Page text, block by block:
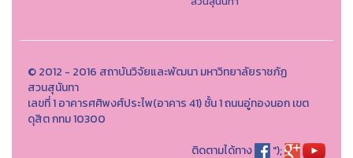
© 2012 - 2016 สถาบันวิจัยและพัฒนา มหาวิทยาลัยราชภัฏ
สวนสุนันทา
เลขที่ 1 อาคารศศิพงศ์ประไพ(อาคาร 41) ชั้น 1 ถนนอู่ทองนอก เขต
ดุสิต กทม 10300
ติดตามได้ทาง
");